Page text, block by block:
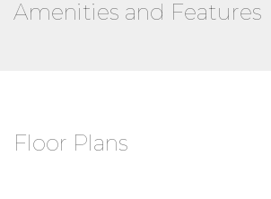
Amenities and Features
Floor Plans